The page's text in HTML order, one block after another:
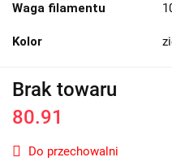
Waga filamentu
Kolor
Brak towaru
80.91
Do przechowalni